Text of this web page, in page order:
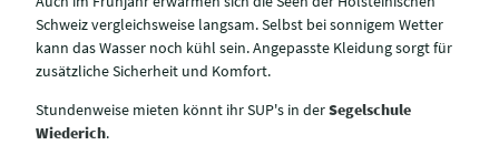
Schweiz vergleichsweise langsam. Selbst bei sonnigem Wetter
kann das Wasser noch kühl sein. Angepasste Kleidung sorgt für
zusätzliche Sicherheit und Komfort.
Stundenweise mieten könnt ihr SUP's in derSegelschule
Wiederich.